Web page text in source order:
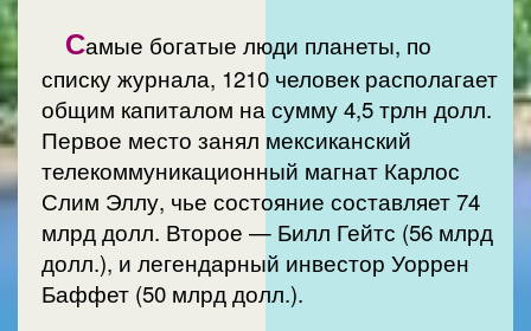
Самые богатые люди планеты, по
списку журнала, 1210 человек располагает
общим капиталом на сумму 4,5 трлн долл.
Первое место занял мексиканский
телекоммуникационный магнат Карлос
Слим Эллу, чье состояние составляет 74
млрд долл. Второе — Билл Гейтс (56 млрд
долл.), и легендарный инвестор Уоррен
Баффет (50 млрд долл.).